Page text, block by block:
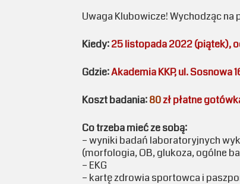
Uwaga Klubowicze! Wychodząc
Kiedy:25 listopada 2022 (piątek),
Gdzie:Akademia KKP, ul. Sosnowa
Koszt badania:80zł płatne
Co trzeba mieć ze sobą:
– wyniki badań laboratoryjnych
(morfologia, OB, glukoza, ogólne
– EKG
– kartę zdrowia sportowca i